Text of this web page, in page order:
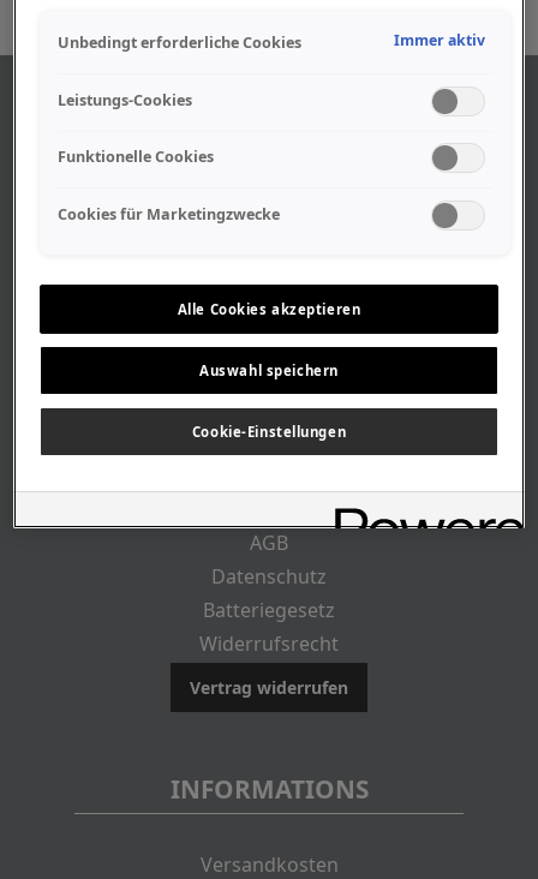
Geschäftszeiten
Stellenangebote
Geschichte
CUSTOMER INFO
AGB
Datenschutz
Batteriegesetz
Widerrufsrecht
Vertrag widerrufen
INFORMATIONS
Versandkosten
Unbedingt erforderliche Cookies Immer aktiv
Leistungs-Cookies
Funktionelle Cookies
Cookies für Marketingzwecke
Alle Cookies akzeptieren
Auswahl speichern
Cookie-Einstellungen